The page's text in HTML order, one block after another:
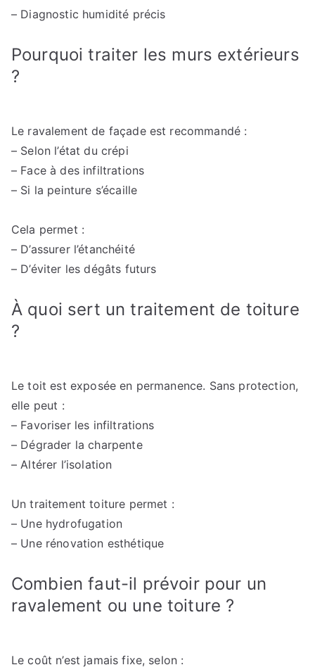
– Diagnostic humidité précis
Pourquoi traiter les murs extérieurs
?
Le ravalement de façade est recommandé :
– Selon l’état du crépi
– Face à des infiltrations
– Si la peinture s’écaille
Cela permet :
– D’assurer l’étanchéité
– D’éviter les dégâts futurs
À quoi sert un traitement de toiture
?
Le toit est exposée en permanence. Sans protection,
elle peut :
– Favoriser les infiltrations
– Dégrader la charpente
– Altérer l’isolation
Un traitement toiture permet :
– Une hydrofugation
– Une rénovation esthétique
Combien faut-il prévoir pour un
ravalement ou une toiture ?
Le coût n’est jamais fixe, selon :